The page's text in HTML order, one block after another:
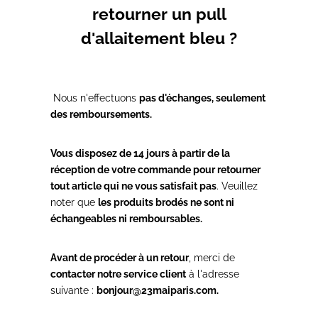
retourner un pull
d'allaitement bleu ?
Nous n'effectuons pas d'échanges, seulement
des remboursements.
Vous disposez de 14 jours à partir de la
réception de votre commande pour retourner
tout article qui ne vous satisfait pas. Veuillez
noter que les produits brodés ne sont ni
échangeables ni remboursables.
Avant de procéder à un retour, merci de
contacter notre service client à l'adresse
suivante : bonjour@23maiparis.com.